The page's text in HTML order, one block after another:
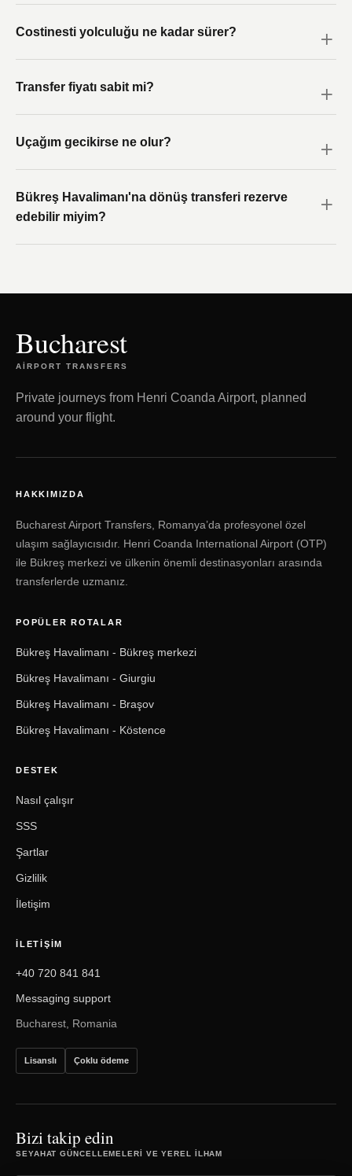
Costinesti yolculuğu ne kadar sürer?
Transfer fiyatı sabit mi?
Uçağım gecikirse ne olur?
Bükreş Havalimanı'na dönüş transferi rezerve
edebilir miyim?
Bucharest
AIRPORT TRANSFERS
Private journeys from Henri Coanda Airport, planned
around your flight.
HAKKIMIZDA
Bucharest Airport Transfers, Romanya’da profesyonel özel
ulaşım sağlayıcısıdır. Henri Coanda International Airport (OTP)
ile Bükreş merkezi ve ülkenin önemli destinasyonları arasında
transferlerde uzmanız.
POPÜLER ROTALAR
Bükreş Havalimanı - Bükreş merkezi
Bükreş Havalimanı - Giurgiu
Bükreş Havalimanı - Braşov
Bükreş Havalimanı - Köstence
DESTEK
Nasıl çalışır
SSS
Şartlar
Gizlilik
İletişim
İLETIŞIM
+40 720 841 841
Messaging support
Bucharest, Romania
Lisanslı Çoklu ödeme
Bizi takip edin
SEYAHAT GÜNCELLEMELERI VE YEREL ILHAM